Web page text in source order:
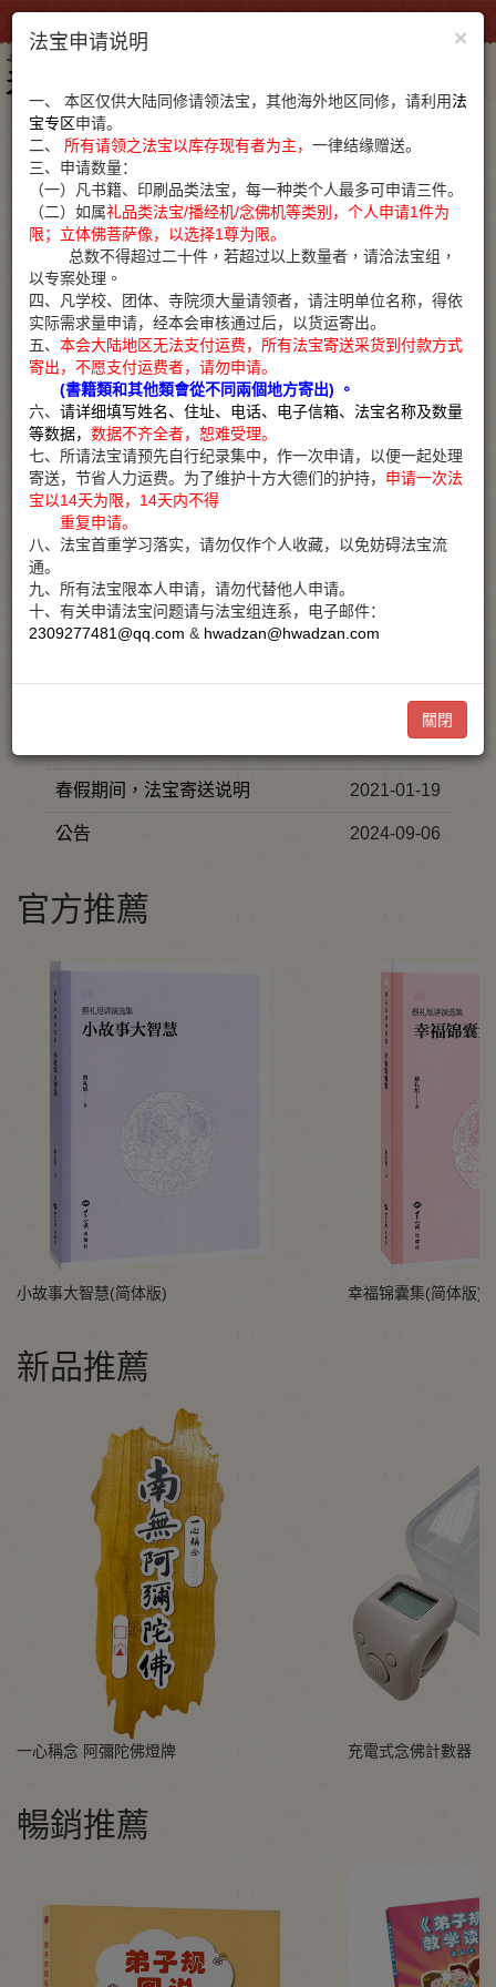
影音類 書籍類 其他類
公告通知
2020-11-17
春假期间，法宝寄送说明 2021-01-19
公告 2024-09-06
官方推薦
小故事大智慧(简体版) 幸福锦囊集(简体版)
新品推薦
一心稱念 阿彌陀佛燈牌 充電式念佛計數器
暢銷推薦
×
法宝申请说明
一、 本区仅供大陆同修请领法宝，其他海外地区同修，请利用法
宝专区申请。
二、
所有请领之法宝以库存现有者为主， 一律结缘赠送。
三、申请数量：
（一）凡书籍、印刷品类法宝，每一种类个人最多可申请三件。
（二） 如属礼品类法宝/播经机/念佛机等类别 ， 个人申请1件为
限； 立体佛菩萨像，以选择1尊为限。
总数不得超过二十件，若超过以上数量者，请洽法宝组，
以专案处理。
四、凡学校、团体、寺院须大量请领者，请注明单位名称，得依
实际需求量申请，经本会审核通过后，以货运寄出。
五、 本会大陆地区无法支付运费，所有法宝寄送采货到付款方式
寄出，不愿支付运费者，请勿申请。
(書籍類和其他類會從不同兩個地方寄出) 。
六、 请详细填写姓名、住址、电话、电子信箱、法宝名称及数量
等数据， 数据不齐全者，恕难受理。
七、所请法宝请预先自行纪录集中，作一次申请，以便一起处理
寄送，节省人力运费。为了维护十方大德们的护持， 申请一次法
宝以14天为限， 14天内不得
重复申请。
八、法宝首重学习落实，请勿仅作个人收藏，以免妨碍法宝流
通。
九、所有法宝限本人申请，请勿代替他人申请。
十、有关申请法宝问题请与法宝组连系，电子邮件：
2309277481@qq.com & hwadzan@hwadzan.com
關閉